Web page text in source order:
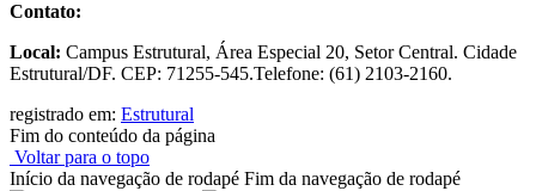
Contato:
Local: Campus Estrutural, Área Especial 20, Setor Central. Cidade
Estrutural/DF. CEP: 71255-545.Telefone: (61) 2103-2160.
registrado em: Estrutural
Fim do conteúdo da página
Voltar para o topo
Início da navegação de rodapé Fim da navegação de rodapé